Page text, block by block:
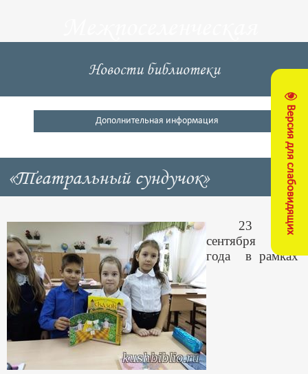
Версия для слабовидящих
центральная
библиотека
Кущевский район
Новости библиотеки
Дополнительная информация
«Театральный сундучок»
23
сентября 2022
года в рамках